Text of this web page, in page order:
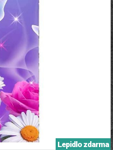
Lepidlo zdarma